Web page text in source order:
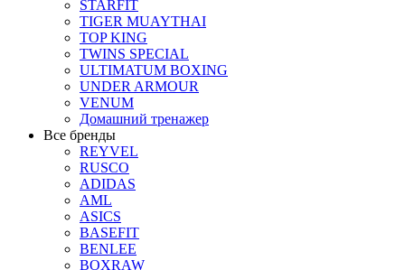
STARFIT
TIGER MUAYTHAI
TOP KING
TWINS SPECIAL
ULTIMATUM BOXING
UNDER ARMOUR
VENUM
Домашний тренажер
Все бренды
REYVEL
RUSCO
ADIDAS
AML
ASICS
BASEFIT
BENLEE
BOXRAW